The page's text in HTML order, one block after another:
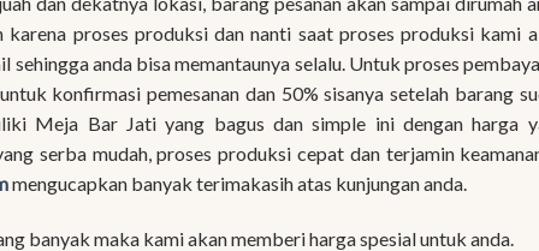
proses produksi dan nanti saat proses produksi kami
anda bisa memantaunya selalu. Untuk proses
konfirmasi pemesanan dan 50% sisanya setelah barang
Meja Bar Jati yang bagus dan simple ini dengan harga
serba mudah, proses produksi cepat dan terjamin
mengucapkan banyak terimakasih atas kunjungan anda.
banyak maka kami akan memberi harga spesial untuk anda.